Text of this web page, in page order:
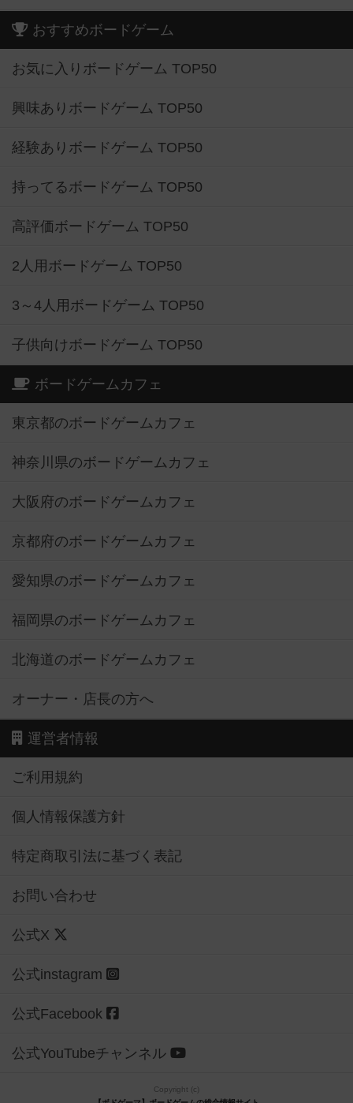
おすすめボードゲーム
お気に入りボードゲーム TOP50
興味ありボードゲーム TOP50
経験ありボードゲーム TOP50
持ってるボードゲーム TOP50
高評価ボードゲーム TOP50
2人用ボードゲーム TOP50
3～4人用ボードゲーム TOP50
子供向けボードゲーム TOP50
ボードゲームカフェ
東京都のボードゲームカフェ
神奈川県のボードゲームカフェ
大阪府のボードゲームカフェ
京都府のボードゲームカフェ
愛知県のボードゲームカフェ
福岡県のボードゲームカフェ
北海道のボードゲームカフェ
オーナー・店長の方へ
運営者情報
ご利用規約
個人情報保護方針
特定商取引法に基づく表記
お問い合わせ
公式X
公式instagram
公式Facebook
公式YouTubeチャンネル
Copyright (c)